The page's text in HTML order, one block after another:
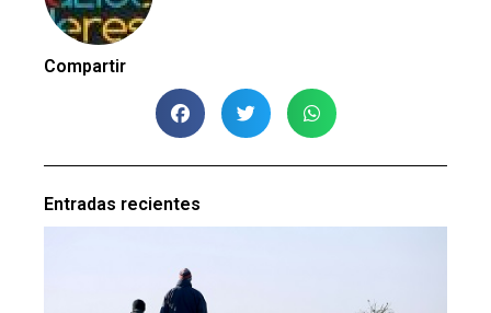
Compartir
Entradas recientes